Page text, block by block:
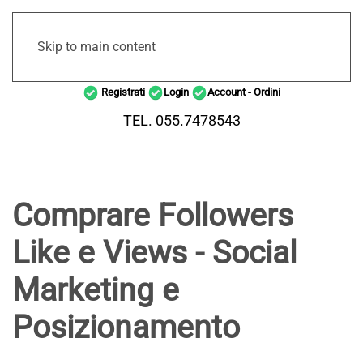
Skip to main content
Registrati Login Account - Ordini
TEL. 055.7478543
Comprare Followers
Like e Views - Social
Marketing e
Posizionamento